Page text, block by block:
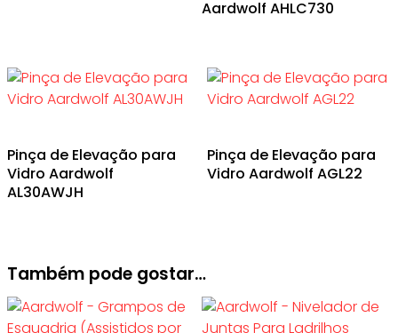
Aardwolf AHLC730
Pinça de Elevação para
Vidro Aardwolf
AL30AWJH
Pinça de Elevação para
Vidro Aardwolf AGL22
Também pode gostar…